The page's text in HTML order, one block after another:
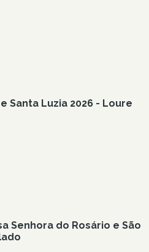
Santa Luzia 2026 - Loure
Senhora do Rosário e São